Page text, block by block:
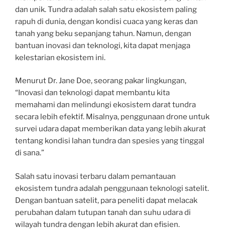
dan unik. Tundra adalah salah satu ekosistem paling
rapuh di dunia, dengan kondisi cuaca yang keras dan
tanah yang beku sepanjang tahun. Namun, dengan
bantuan inovasi dan teknologi, kita dapat menjaga
kelestarian ekosistem ini.
Menurut Dr. Jane Doe, seorang pakar lingkungan,
“Inovasi dan teknologi dapat membantu kita
memahami dan melindungi ekosistem darat tundra
secara lebih efektif. Misalnya, penggunaan drone untuk
survei udara dapat memberikan data yang lebih akurat
tentang kondisi lahan tundra dan spesies yang tinggal
di sana.”
Salah satu inovasi terbaru dalam pemantauan
ekosistem tundra adalah penggunaan teknologi satelit.
Dengan bantuan satelit, para peneliti dapat melacak
perubahan dalam tutupan tanah dan suhu udara di
wilayah tundra dengan lebih akurat dan efisien.